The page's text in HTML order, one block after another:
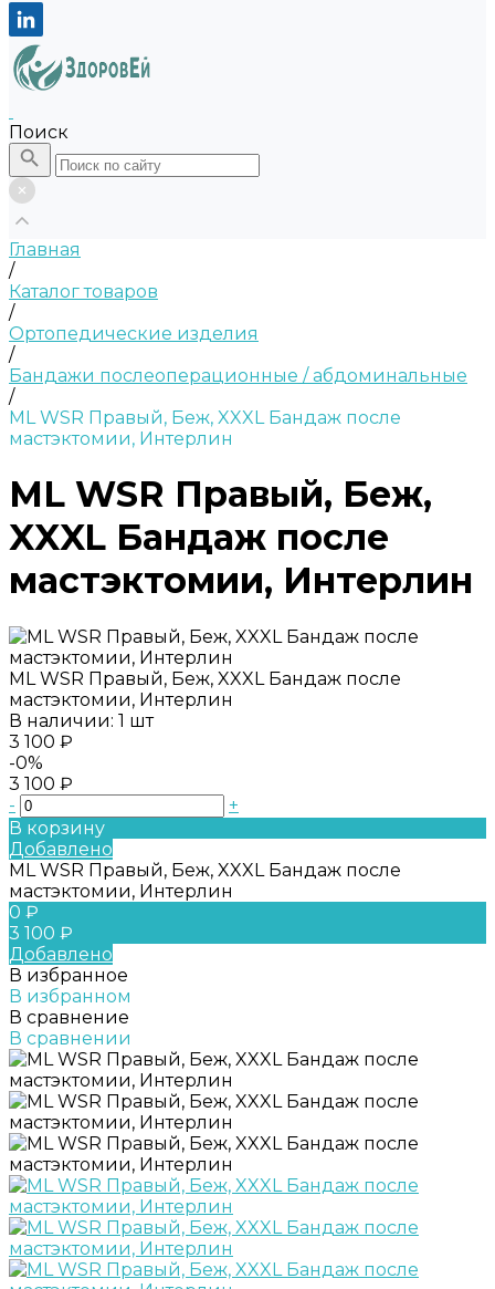
Поиск
Главная
/
Каталог товаров
/
Ортопедические изделия
/
Бандажи послеоперационные / абдоминальные
/
ML WSR Правый, Беж, XXXL Бандаж после
мастэктомии, Интерлин
ML WSR Правый, Беж,
XXXL Бандаж после
мастэктомии, Интерлин
ML WSR Правый, Беж, XXXL Бандаж после
мастэктомии, Интерлин
В наличии: 1 шт
3 100 ₽
-0%
3 100 ₽
-
+
В корзину
Добавлено
ML WSR Правый, Беж, XXXL Бандаж после
мастэктомии, Интерлин
0 ₽
3 100 ₽
Добавлено
В избранное
В избранном
В сравнение
В сравнении